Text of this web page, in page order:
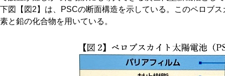
下図【図2】は、PSCの断面構造を示している。このペロブ
素と鉛の化合物を用いている。